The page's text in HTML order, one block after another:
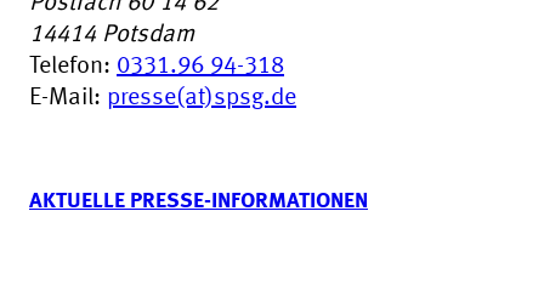
14414 Potsdam
Telefon: 0331.96 94-318
E-Mail: presse(at)spsg.de
AKTUELLE PRESSE-INFORMATIONEN